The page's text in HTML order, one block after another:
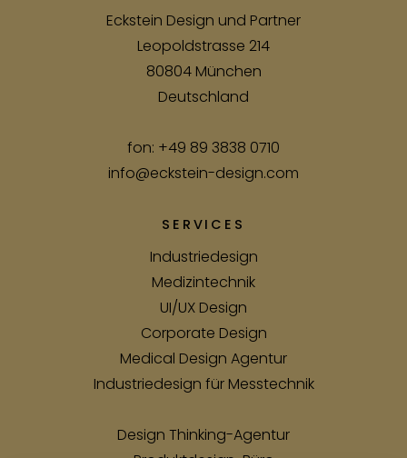
Eckstein Design und Partner
Leopoldstrasse 214
80804 München
Deutschland
fon: +49 89 3838 0710
info@eckstein-design.com
SERVICES
Industriedesign
Medizintechnik
UI/UX Design
Corporate Design
Medical Design Agentur
Industriedesign für Messtechnik
Design Thinking-Agentur